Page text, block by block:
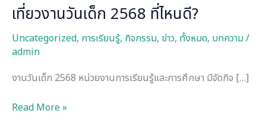
เที่ยวงานวันเด็ก 2568 ที่ไหนดี?
Uncategorized, การเรียนรู้, กิจกรรม, ข่าว, ทั้งหมด, บทความ/
admin
งานวันเด็ก 2568 หน่วยงานการเรียนรู้และการศึกษา มีจัดกิจ […]
วัน
2568
ที่ไหน
ดี?
Read More »